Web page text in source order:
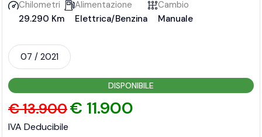
Chilometri
29.290 Km
Alimentazione
Elettrica/Benzina
Cambio
Manuale
07 / 2021
DISPONIBILE
€ 13.900€ 11.900
IVA Deducibile